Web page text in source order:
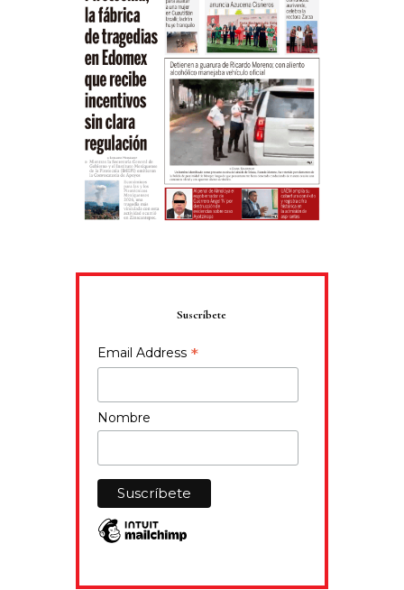
Suscríbete
Email Address *
Nombre